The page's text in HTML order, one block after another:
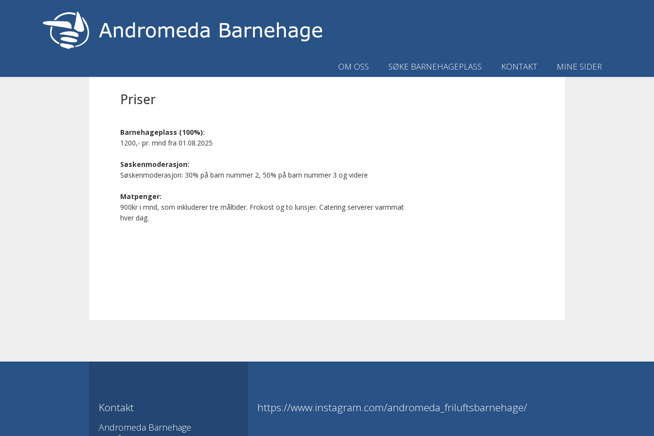
OM OSS SØKE BARNEHAGEPLASS KONTAKT MINE SIDER
Priser
Barnehageplass (100%):
1200,- pr. mnd fra 01.08.2025
Søskenmoderasjon:
Søskenmoderasjon: 30% på barn nummer 2, 50% på barn nummer 3 og videre
Matpenger:
900kr i mnd, som inkluderer tre måltider. Frokost og to lunsjer. Catering serverer varmmat
hver dag.
Kontakt
Andromeda Barnehage
https://www.instagram.com/andromeda_friluftsbarnehage/